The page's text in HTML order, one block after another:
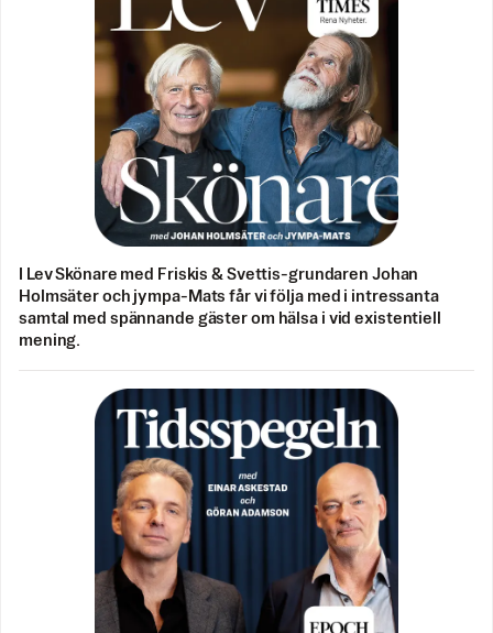
I Lev Skönare med Friskis & Svettis-grundaren Johan
Holmsäter och jympa-Mats får vi följa med i intressanta
samtal med spännande gäster om hälsa i vid existentiell
mening.